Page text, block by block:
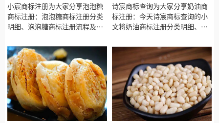
小宸商标注册为大家分享泡泡糖
商标注册：泡泡糖商标注册分类
明细、泡泡糖商标注册流程及费
糖商标注册资料和商标注册证书
有效期等资料整理出来。
诗宸商标查询为大家分享奶油商
标注册：今天诗宸商标查询的小
文将奶油商标注册分类明细、商
久、商标注册资料和商标注册证
书有效期等资料整理出来。